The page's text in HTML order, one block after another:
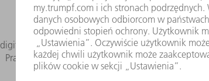
Dostęp do naszego live talk
obróbkę blachy. Około 80% czasu
Praktyczne przykłady i wgląd za kulisy